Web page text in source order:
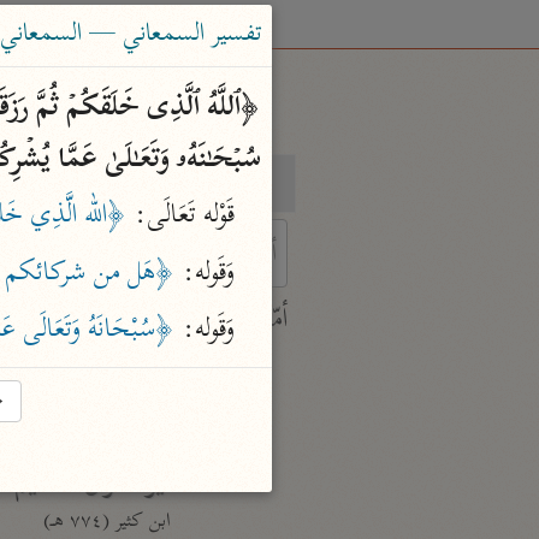
بحث تفسير
characters for results.
أمّهات
جامع البيان
تفسير القرآن العظيم
ابن كثير (٧٧٤ هـ)
تفسير السمعاني — السمعاني (٤٨٩
سُبۡحَـٰنَهُۥ وَتَعَـٰلَىٰ عَمَّا
قَوْله تَعَالَى: ﴿الله الَّذِي
وَقَوله: ﴿هَل من
وَقَوله: ﴿سُبْحَانَهُ وَتَعَالَى